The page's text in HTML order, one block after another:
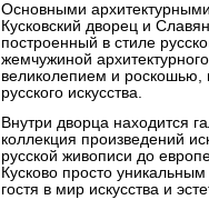
Основными
Кусковский дворец и
построенный в стиле
жемчужиной
великолепием и роскошью,
русского искусства.
Внутри дворца находится
коллекция произведений
русской живописи до
Кусково просто
гостя в мир искусства и